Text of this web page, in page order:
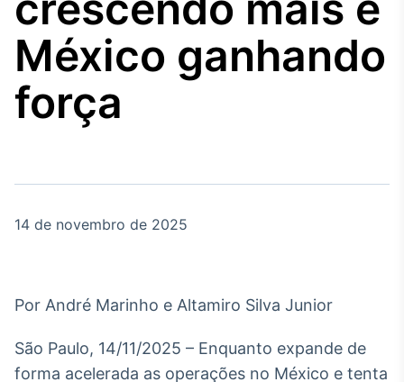
Agro
Tudo sobre o
agronegócio
O setor de
no Brasil
México ganhando
força
14 de novembro de 2025
Por André Marinho e Altamiro Silva Junior
São Paulo, 14/11/2025 – Enquanto expande de
forma acelerada as operações no México e tenta